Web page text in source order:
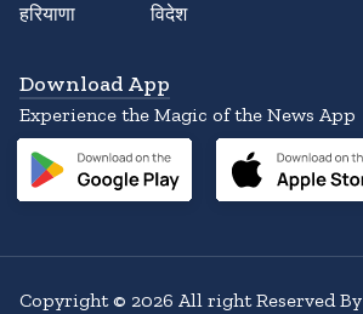
हरियाणा
विदेश
Download App
Experience the Magic of the News App
Copyright© 2026 All right Reserved By